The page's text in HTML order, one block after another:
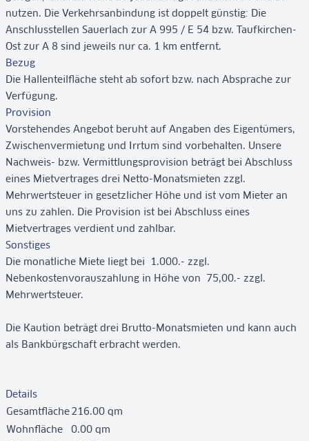
nutzen. Die Verkehrsanbindung ist doppelt günstig: Die
Anschlusstellen Sauerlach zur A 995 / E 54 bzw. Taufkirchen-
Ost zur A 8 sind jeweils nur ca. 1 km entfernt.
Bezug
Die Hallenteilfläche steht ab sofort bzw. nach Absprache zur
Verfügung.
Provision
Vorstehendes Angebot beruht auf Angaben des Eigentümers,
Zwischenvermietung und Irrtum sind vorbehalten. Unsere
Nachweis- bzw. Vermittlungsprovision beträgt bei Abschluss
eines Mietvertrages drei Netto-Monatsmieten zzgl.
Mehrwertsteuer in gesetzlicher Höhe und ist vom Mieter an
uns zu zahlen. Die Provision ist bei Abschluss eines
Mietvertrages verdient und zahlbar.
Sonstiges
Die monatliche Miete liegt bei  1.000.- zzgl.
Nebenkostenvorauszahlung in Höhe von  75,00.- zzgl.
Mehrwertsteuer.
Die Kaution beträgt drei Brutto-Monatsmieten und kann auch
als Bankbürgschaft erbracht werden.
Details
Gesamtfläche216.00 qm
Wohnfläche
0.00 qm